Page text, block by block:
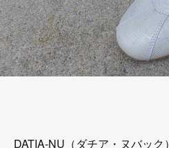
DATIA-NU（ダチア・ヌバック）